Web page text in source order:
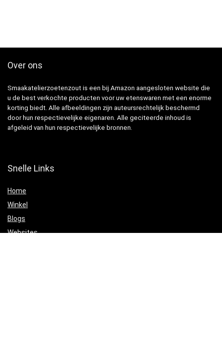
Over ons
Smaakatelierzoetenzout is een bij Amazon aangesloten website die
u de best verkochte producten voor uw etenswaren met een enorme
korting biedt. Alle afbeeldingen zijn auteursrechtelijk beschermd
door hun respectievelijke eigenaren. Alle geciteerde inhoud is
afgeleid van hun respectievelijke bronnen.
Snelle Links
Home
Winkel
Blogs
Websites